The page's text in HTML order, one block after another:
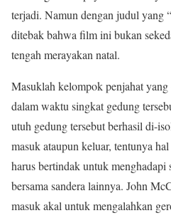
terjadi. Namun dengan judul yang
ditebak bahwa film ini bukan
tengah merayakan natal.
Masuklah kelompok penjahat
dalam waktu singkat gedung
utuh gedung tersebut berhasil di-
masuk ataupun keluar, tentunya
harus bertindak untuk
bersama sandera lainnya. John
masuk akal untuk mengalahkan